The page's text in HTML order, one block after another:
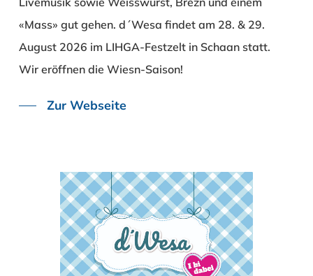
«Mass» gut gehen. d´Wesa findet am 28. & 29.
August 2026 im LIHGA-Festzelt in Schaan statt.
Wir eröffnen die Wiesn-Saison!
Zur Webseite